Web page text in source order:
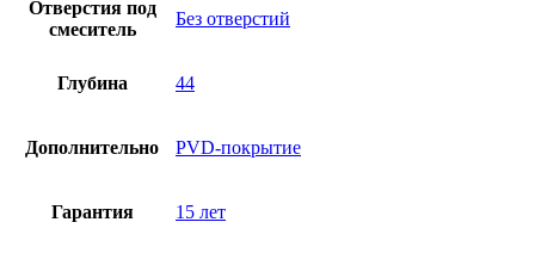
Отверстия под
смеситель
Без отверстий
Глубина 44
Дополнительно PVD-покрытие
Гарантия 15 лет